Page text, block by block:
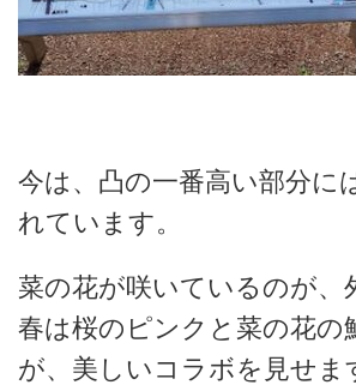
今は、凸の一番高い部分に
れています。
菜の花が咲いているのが、
春は桜のピンクと菜の花の
が、美しいコラボを見せま